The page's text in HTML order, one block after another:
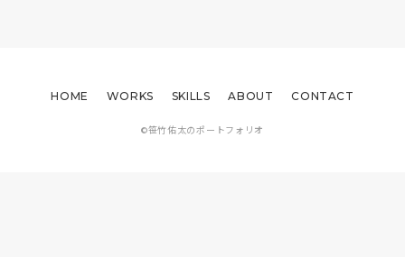
HOME WORKS SKILLS ABOUT CONTACT
©笹竹佑太のポートフォリオ